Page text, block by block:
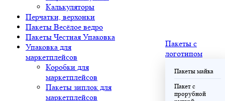
Калькуляторы
Перчатки, верхонки
Пакеты Весёлое ведро
Пакеты Честная Упаковка
Упаковка для
маркетплейсов
Коробки для
маркетплейсов
Пакеты зиплок для
маркетплейсов
Пакеты с
логотипом
Пакеты майка
Пакет с
прорубной